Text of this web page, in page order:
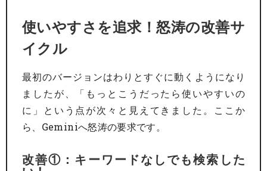
使いやすさを追求！怒涛の改善サ
イクル
最初のバージョンはわりとすぐに動くようになり
ましたが、「もっとこうだったら使いやすいの
に」という点が次々と見えてきました。ここか
ら、Geminiへ怒涛の要求です。
改善①：キーワードなしでも検索した